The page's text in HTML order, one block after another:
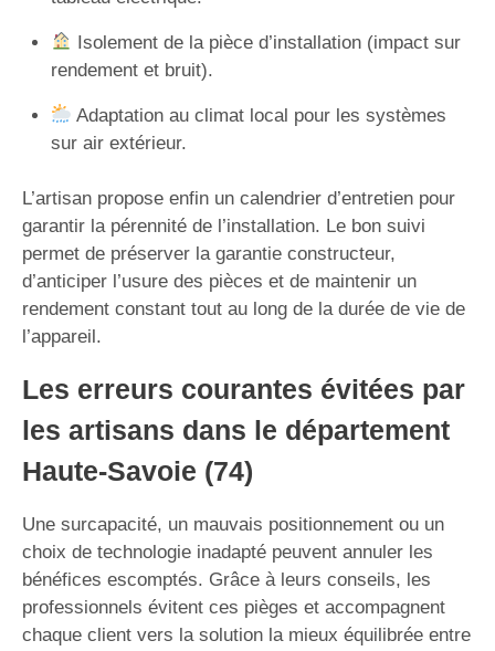
Isolement de la pièce d’installation (impact sur
rendement et bruit).
Adaptation au climat local pour les systèmes
sur air extérieur.
L’artisan propose enfin un calendrier d’entretien pour
garantir la pérennité de l’installation. Le bon suivi
permet de préserver la garantie constructeur,
d’anticiper l’usure des pièces et de maintenir un
rendement constant tout au long de la durée de vie de
l’appareil.
Les erreurs courantes évitées par
les artisans dans le département
Haute-Savoie (74)
Une surcapacité, un mauvais positionnement ou un
choix de technologie inadapté peuvent annuler les
bénéfices escomptés. Grâce à leurs conseils, les
professionnels évitent ces pièges et accompagnent
chaque client vers la solution la mieux équilibrée entre